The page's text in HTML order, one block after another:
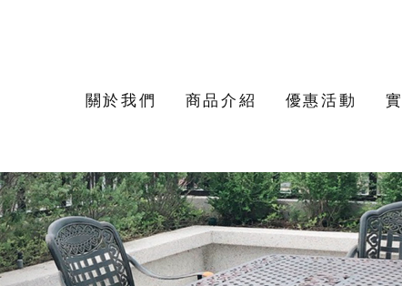
關於我們 商品介紹 優惠活動